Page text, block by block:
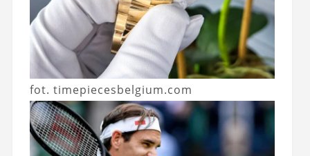
fot. timepiecesbelgium.com